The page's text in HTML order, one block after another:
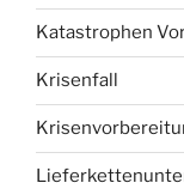
Katastrophen
Krisenfall